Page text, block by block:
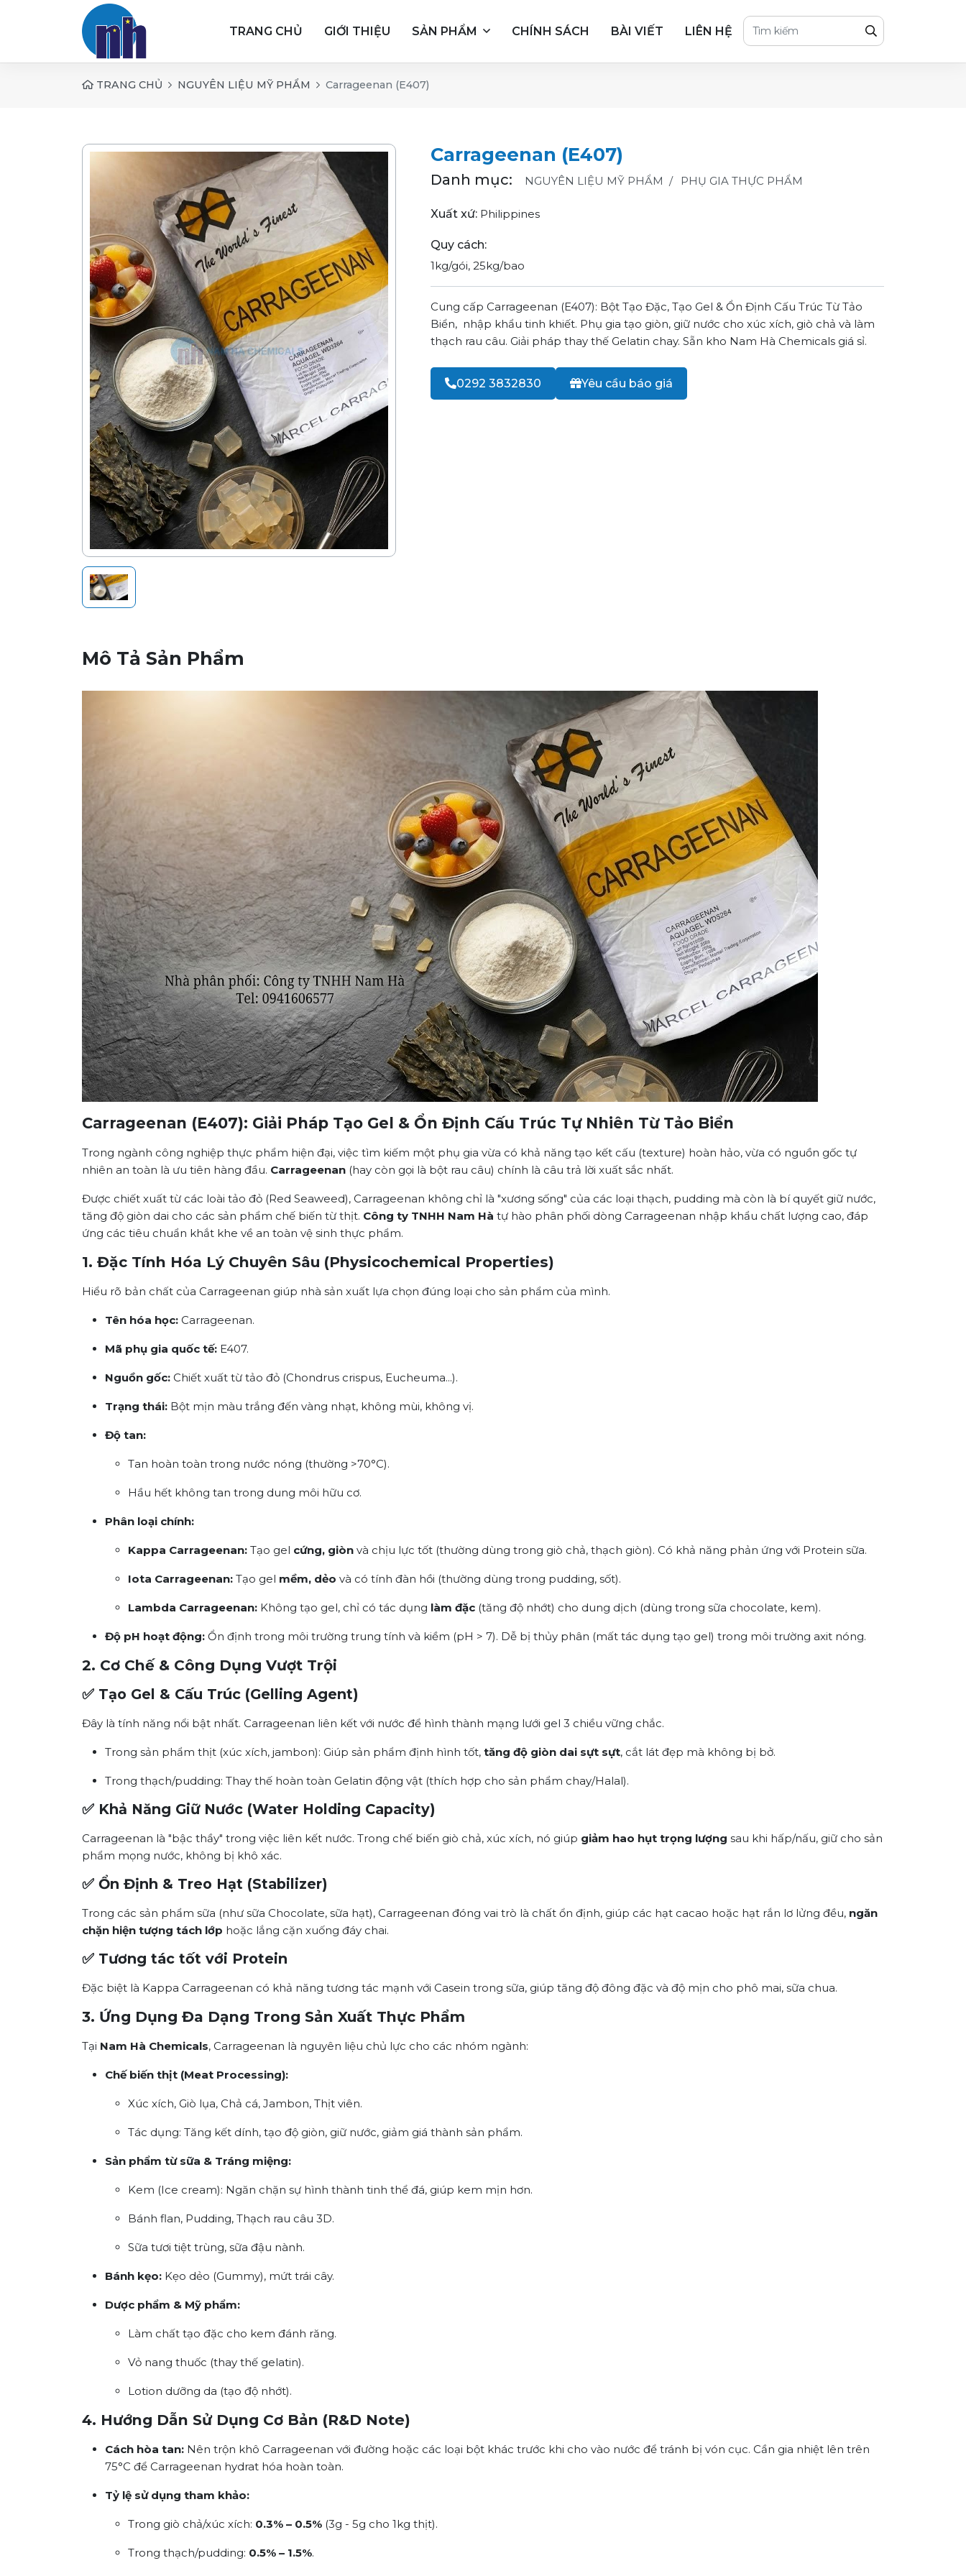
TRANG CHỦ GIỚI THIỆU SẢN PHẨM CHÍNH SÁCH BÀI VIẾT LIÊN HỆ
TRANG CHỦ NGUYÊN LIỆU MỸ PHẨM Carrageenan (E407)
Carrageenan (E407)
Danh mục: NGUYÊN LIỆU MỸ PHẨM PHỤ GIA THỰC PHẨM
Xuất xứ: Philippines
Quy cách:
1kg/gói, 25kg/bao
Cung cấp Carrageenan (E407): Bột Tạo Đặc, Tạo Gel & Ổn Định Cấu Trúc Từ Tảo
Biển, nhập khẩu tinh khiết. Phụ gia tạo giòn, giữ nước cho xúc xích, giò chả và làm
thạch rau câu. Giải pháp thay thế Gelatin chay. Sẵn kho Nam Hà Chemicals giá sỉ.
0292 3832830 Yêu cầu báo giá
Mô Tả Sản Phẩm
Carrageenan (E407): Giải Pháp Tạo Gel & Ổn Định Cấu Trúc Tự Nhiên Từ Tảo Biển
Trong ngành công nghiệp thực phẩm hiện đại, việc tìm kiếm một phụ gia vừa có khả năng tạo kết cấu (texture) hoàn hảo, vừa có nguồn gốc tự
nhiên an toàn là ưu tiên hàng đầu. Carrageenan (hay còn gọi là bột rau câu) chính là câu trả lời xuất sắc nhất.
Được chiết xuất từ các loài tảo đỏ (Red Seaweed), Carrageenan không chỉ là "xương sống" của các loại thạch, pudding mà còn là bí quyết giữ nước,
tăng độ giòn dai cho các sản phẩm chế biến từ thịt. Công ty TNHH Nam Hà tự hào phân phối dòng Carrageenan nhập khẩu chất lượng cao, đáp
ứng các tiêu chuẩn khắt khe về an toàn vệ sinh thực phẩm.
1. Đặc Tính Hóa Lý Chuyên Sâu (Physicochemical Properties)
Hiểu rõ bản chất của Carrageenan giúp nhà sản xuất lựa chọn đúng loại cho sản phẩm của mình.
Tên hóa học: Carrageenan.
Mã phụ gia quốc tế: E407.
Nguồn gốc: Chiết xuất từ tảo đỏ (Chondrus crispus, Eucheuma...).
Trạng thái: Bột mịn màu trắng đến vàng nhạt, không mùi, không vị.
Độ tan:
Tan hoàn toàn trong nước nóng (thường >70°C).
Hầu hết không tan trong dung môi hữu cơ.
Phân loại chính:
Kappa Carrageenan: Tạo gel cứng, giòn và chịu lực tốt (thường dùng trong giò chả, thạch giòn). Có khả năng phản ứng với Protein sữa.
Iota Carrageenan: Tạo gel mềm, dẻo và có tính đàn hồi (thường dùng trong pudding, sốt).
Lambda Carrageenan: Không tạo gel, chỉ có tác dụng làm đặc (tăng độ nhớt) cho dung dịch (dùng trong sữa chocolate, kem).
Độ pH hoạt động: Ổn định trong môi trường trung tính và kiềm (pH > 7). Dễ bị thủy phân (mất tác dụng tạo gel) trong môi trường axit nóng.
2. Cơ Chế & Công Dụng Vượt Trội
✅ Tạo Gel & Cấu Trúc (Gelling Agent)
Đây là tính năng nổi bật nhất. Carrageenan liên kết với nước để hình thành mạng lưới gel 3 chiều vững chắc.
Trong sản phẩm thịt (xúc xích, jambon): Giúp sản phẩm định hình tốt, tăng độ giòn dai sựt sựt, cắt lát đẹp mà không bị bở.
Trong thạch/pudding: Thay thế hoàn toàn Gelatin động vật (thích hợp cho sản phẩm chay/Halal).
✅ Khả Năng Giữ Nước (Water Holding Capacity)
Carrageenan là "bậc thầy" trong việc liên kết nước. Trong chế biến giò chả, xúc xích, nó giúp giảm hao hụt trọng lượng sau khi hấp/nấu, giữ cho sản
phẩm mọng nước, không bị khô xác.
✅ Ổn Định & Treo Hạt (Stabilizer)
Trong các sản phẩm sữa (như sữa Chocolate, sữa hạt), Carrageenan đóng vai trò là chất ổn định, giúp các hạt cacao hoặc hạt rắn lơ lửng đều, ngăn
chặn hiện tượng tách lớp hoặc lắng cặn xuống đáy chai.
✅ Tương tác tốt với Protein
Đặc biệt là Kappa Carrageenan có khả năng tương tác mạnh với Casein trong sữa, giúp tăng độ đông đặc và độ mịn cho phô mai, sữa chua.
3. Ứng Dụng Đa Dạng Trong Sản Xuất Thực Phẩm
Tại Nam Hà Chemicals, Carrageenan là nguyên liệu chủ lực cho các nhóm ngành:
Chế biến thịt (Meat Processing):
Xúc xích, Giò lụa, Chả cá, Jambon, Thịt viên.
Tác dụng: Tăng kết dính, tạo độ giòn, giữ nước, giảm giá thành sản phẩm.
Sản phẩm từ sữa & Tráng miệng:
Kem (Ice cream): Ngăn chặn sự hình thành tinh thể đá, giúp kem mịn hơn.
Bánh flan, Pudding, Thạch rau câu 3D.
Sữa tươi tiệt trùng, sữa đậu nành.
Bánh kẹo: Kẹo dẻo (Gummy), mứt trái cây.
Dược phẩm & Mỹ phẩm:
Làm chất tạo đặc cho kem đánh răng.
Vỏ nang thuốc (thay thế gelatin).
Lotion dưỡng da (tạo độ nhớt).
4. Hướng Dẫn Sử Dụng Cơ Bản (R&D Note)
Cách hòa tan: Nên trộn khô Carrageenan với đường hoặc các loại bột khác trước khi cho vào nước để tránh bị vón cục. Cần gia nhiệt lên trên
75°C để Carrageenan hydrat hóa hoàn toàn.
Tỷ lệ sử dụng tham khảo:
Trong giò chả/xúc xích: 0.3% – 0.5% (3g - 5g cho 1kg thịt).
Trong thạch/pudding: 0.5% – 1.5%.